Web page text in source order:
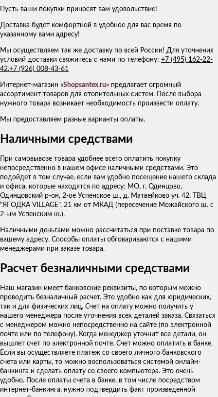
Пусть ваши покупки приносят вам удовольствие!
Доставка будет комфортной в удобное для вас время по
указанному вами адресу!
Мы осуществляем так же доставку по всей России! Для уточнения
условий доставки свяжитесь с нами по телефону: +7 (495) 162-22-
42,+7 (926) 008-43-61
Интернет-магазин «Shopsantex.ru» предлагает огромный
ассортимент товаров для отопительных систем. После выбора
нужного товара возникает необходимость произвести оплату.
Мы предоставляем разные варианты оплаты.
Наличными средствами
При самовывозе товара удобнее всего оплатить покупку
непосредственно в нашем офисе наличными средствами. Это
подойдет в том случае, если вам удобно посещение нашего склада
и офиса, которые находятся по адресу: МО, г. Одинцово,
Одинцовский р-он, 2-ое Успенское ш., д. Матвейково уч. 42, ТВЦ
"ЯГОДКА VILLAGE". 21 км от МКАД (пересечение Можайского ш. с
2-ым Успенским ш.).
Наличными деньгами можно рассчитаться при поставке товара по
вашему адресу. Способы оплаты обговариваются с нашими
менеджерами при заказе товара.
Расчет безналичными средствами
Наш магазин имеет банковские реквизиты, по которым можно
проводить безналичный расчет. Это удобно как для юридических,
так и для физических лиц. Счет на оплату можно получить у
нашего менеджера после уточнения всех деталей заказа. Связаться
с менеджером можно непосредственно на сайте (по электронной
почте или по телефону). Когда менеджер уточнит все детали, он
вышлет счет по электронной почте. Счет можно оплатить в банке.
Если вы осуществляете платеж со своего личного банковского
счета или карты, то можно воспользоваться системой онлайн-
банкинга и сделать оплату со своего компьютера. Это очень
удобно. После оплаты счета в банке, в том числе посредством
интернет-банкинга, нужно подтвердить факт произведенной